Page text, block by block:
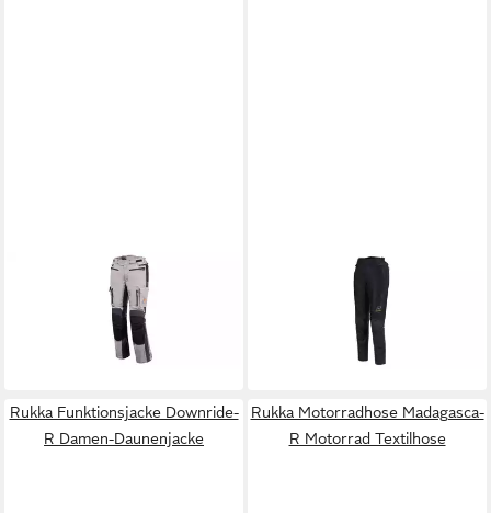
Motorradhose
Madagasca-R Motorrad
UVP 750,00 €
Motorradhose
Airgobina Damen Motorrad
449,99 €
Rukka Funktionsjacke Downride-
R Damen-Daunenjacke
Rukka Motorradhose Madagasca-
R Motorrad Textilhose